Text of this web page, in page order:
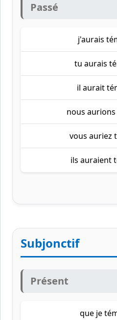
Passé
j'aurais
tu aurais
il aurait
nous
vous auriez
ils auraient
Subjonctif
Présent
que je